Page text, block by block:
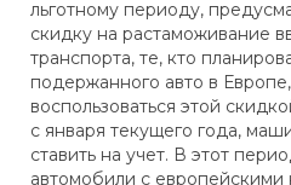
льготному периоду,
скидку на растаможивание
транспорта, те, кто
подержанного авто в
воспользоваться этой
с января текущего года,
ставить на учет. В этот
автомобили с